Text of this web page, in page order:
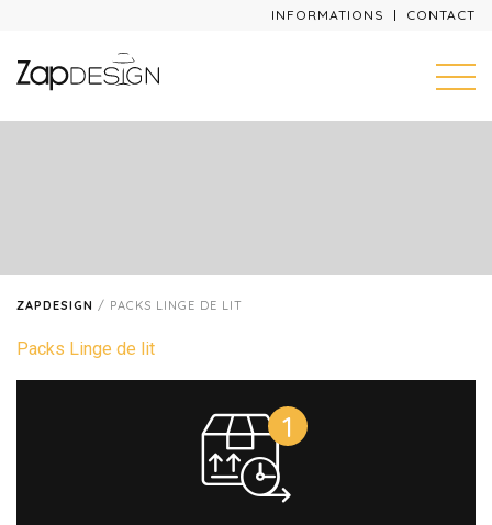
INFORMATIONS CONTACT
ZAPDESIGN / PACKS LINGE DE LIT
Packs Linge de lit